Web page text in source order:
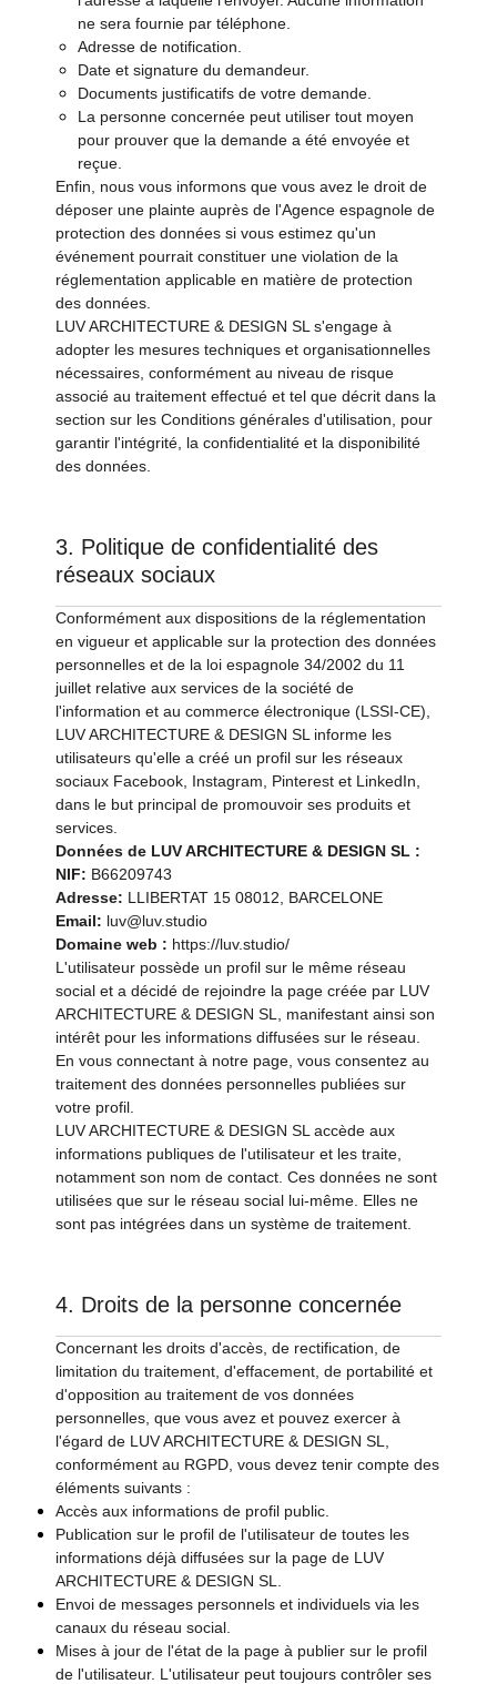
ne sera fournie par téléphone.
Adresse de notification.
Date et signature du demandeur.
Documents justificatifs de votre demande.
La personne concernée peut utiliser tout moyen
pour prouver que la demande a été envoyée et
reçue.
Enfin, nous vous informons que vous avez le droit de
déposer une plainte auprès de l'Agence espagnole de
protection des données si vous estimez qu'un
événement pourrait constituer une violation de la
réglementation applicable en matière de protection
des données.
LUV ARCHITECTURE & DESIGN SL s'engage à
adopter les mesures techniques et organisationnelles
nécessaires, conformément au niveau de risque
associé au traitement effectué et tel que décrit dans la
section sur les Conditions générales d'utilisation, pour
garantir l'intégrité, la confidentialité et la disponibilité
des données.
3. Politique de confidentialité des
réseaux sociaux
Conformément aux dispositions de la réglementation
en vigueur et applicable sur la protection des données
personnelles et de la loi espagnole 34/2002 du 11
juillet relative aux services de la société de
l'information et au commerce électronique (LSSI-CE),
LUV ARCHITECTURE & DESIGN SL informe les
utilisateurs qu'elle a créé un profil sur les réseaux
sociaux Facebook, Instagram, Pinterest et LinkedIn,
dans le but principal de promouvoir ses produits et
services.
Données de LUV ARCHITECTURE & DESIGN SL :
NIF: B66209743
Adresse: LLIBERTAT 15 08012, BARCELONE
Email: luv@luv.studio
Domaine web : https://luv.studio/
L'utilisateur possède un profil sur le même réseau
social et a décidé de rejoindre la page créée par LUV
ARCHITECTURE & DESIGN SL, manifestant ainsi son
intérêt pour les informations diffusées sur le réseau.
En vous connectant à notre page, vous consentez au
traitement des données personnelles publiées sur
votre profil.
LUV ARCHITECTURE & DESIGN SL accède aux
informations publiques de l'utilisateur et les traite,
notamment son nom de contact. Ces données ne sont
utilisées que sur le réseau social lui-même. Elles ne
sont pas intégrées dans un système de traitement.
4. Droits de la personne concernée
Concernant les droits d'accès, de rectification, de
limitation du traitement, d'effacement, de portabilité et
d'opposition au traitement de vos données
personnelles, que vous avez et pouvez exercer à
l'égard de LUV ARCHITECTURE & DESIGN SL,
conformément au RGPD, vous devez tenir compte des
éléments suivants :
Accès aux informations de profil public.
Publication sur le profil de l'utilisateur de toutes les
informations déjà diffusées sur la page de LUV
ARCHITECTURE & DESIGN SL.
Envoi de messages personnels et individuels via les
canaux du réseau social.
Mises à jour de l'état de la page à publier sur le profil
de l'utilisateur. L'utilisateur peut toujours contrôler ses